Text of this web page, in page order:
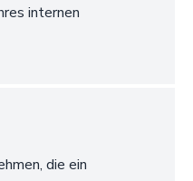
internen
die ein